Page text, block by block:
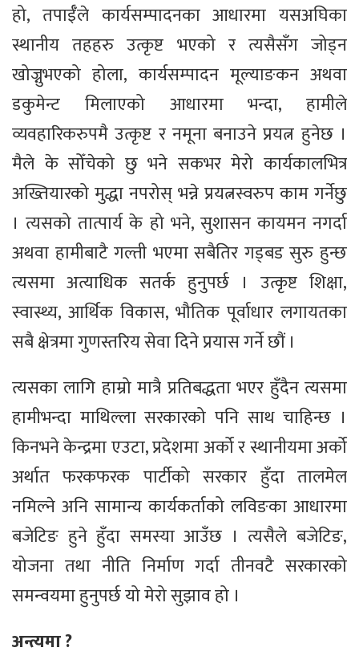
हो, तपाईँले कार्यसम्पादनका आधारमा यसअघिका
स्थानीय तहहरु उत्कृष्ट भएको र त्यसैसँग जोड्न
खोज्नुभएको होला, कार्यसम्पादन मूल्याङकन अथवा
डकुमेन्ट मिलाएको आधारमा भन्दा, हामीले
व्यवहारिकरुपमै उत्कृष्ट र नमूना बनाउने प्रयत्न हुनेछ ।
मैले के सोँचेको छु भने सकभर मेरो कार्यकालभित्र
अख्तियारको मुद्धा नपरोस् भन्ने प्रयत्नस्वरुप काम गर्नेछु
। त्यसको तात्पार्य के हो भने, सुशासन कायमन नगर्दा
अथवा हामीबाटै गल्ती भएमा सबैतिर गड्बड सुरु हुन्छ
त्यसमा अत्याधिक सतर्क हुनुपर्छ । उत्कृष्ट शिक्षा,
स्वास्थ्य, आर्थिक विकास, भौतिक पूर्वाधार लगायतका
सबै क्षेत्रमा गुणस्तरिय सेवा दिने प्रयास गर्ने छौं ।
त्यसका लागि हाम्रो मात्रै प्रतिबद्धता भएर हुँदैन त्यसमा
हामीभन्दा माथिल्ला सरकारको पनि साथ चाहिन्छ ।
किनभने केन्द्रमा एउटा, प्रदेशमा अर्को र स्थानीयमा अर्को
अर्थात फरकफरक पार्टीको सरकार हुँदा तालमेल
नमिल्ने अनि सामान्य कार्यकर्ताको लविङका आधारमा
बजेटिङ हुने हुँदा समस्या आउँछ । त्यसैले बजेटिङ,
योजना तथा नीति निर्माण गर्दा तीनवटै सरकारको
समन्वयमा हुनुपर्छ यो मेरो सुझाव हो ।
अन्त्यमा ?